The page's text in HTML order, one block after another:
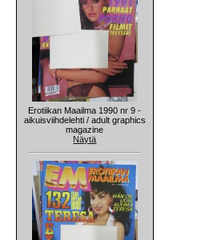
Erotiikan Maailma 1990 nr 9 -
aikuisviihdelehti / adult graphics
magazine
Näytä